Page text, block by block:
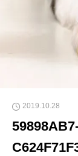
2019.10.28